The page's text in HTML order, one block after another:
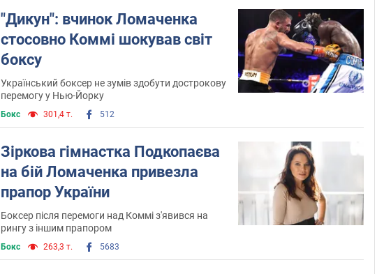
"Дикун": вчинок Ломаченка
стосовно Коммі шокував світ
боксу
Український боксер не зумів здобути дострокову
перемогу у Нью-Йорку
Бокс 301,4 т. 512
Зіркова гімнастка Подкопаєва
на бій Ломаченка привезла
прапор України
Боксер після перемоги над Коммі з'явився на
рингу з іншим прапором
Бокс 263,3 т. 5683